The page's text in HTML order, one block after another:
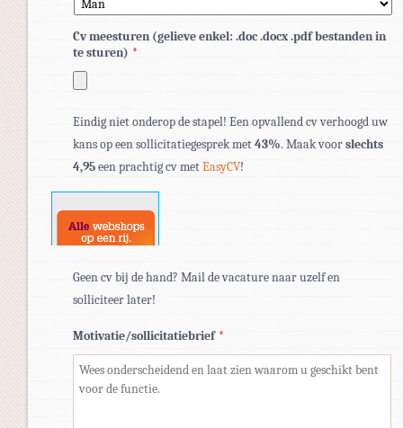
Cv meesturen (gelieve enkel: .doc .docx .pdf bestanden in
te sturen) *
bestandstypen:
pdf,
doc,
docx.
Eindig niet onderop de stapel! Een opvallend cv verhoogd uw
kans op een sollicitatiegesprek met43%. Maak voorslechts
4,95een prachtig cv metEasyCV!
Geen cv bij de hand? Mail de vacature naar uzelf en
solliciteer later!
Motivatie/sollicitatiebrief *